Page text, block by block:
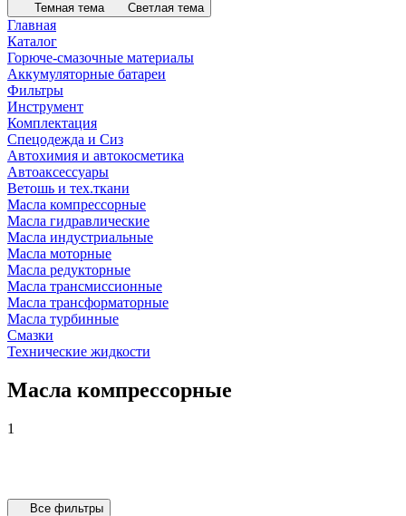
Темная тема Светлая тема
Главная
Каталог
Горюче-смазочные материалы
Аккумуляторные батареи
Фильтры
Инструмент
Комплектация
Спецодежда и Сиз
Автохимия и автокосметика
Автоаксессуары
Ветошь и тех.ткани
Масла компрессорные
Масла гидравлические
Масла индустриальные
Масла моторные
Масла редукторные
Масла трансмиссионные
Масла трансформаторные
Масла турбинные
Смазки
Технические жидкости
Масла компрессорные
1
Все фильтры